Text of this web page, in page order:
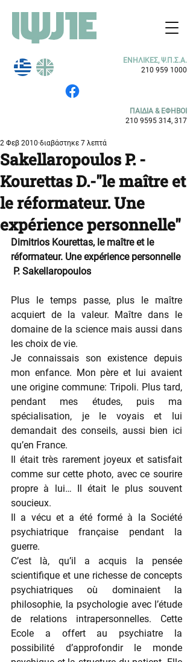
ΕΝΗΛΙΚΕΣ, Ψ.Π.Σ.Α.
210 959 1000
ΠΑΙΔΙΑ & ΕΦΗΒΟΙ
210 9595 314, 317
Sakellaropoulos P. -
Kourettas D.-"le maître et
le réformateur. Une
expérience personnelle"
2 Φεβ 2010 διαβάστηκε 7 λεπτά
Dimitrios Kourettas, le maître et le
réformateur. Une expérience personnelle
P. Sakellaropoulos
Plus le temps passe, plus le maître
acquiert de la valeur. Maître dans le
domaine de la science mais aussi dans
les choix de vie.
Je connaissais son existence depuis
mon enfance. Mon père et lui avaient
une origine commune: Tripoli. Plus tard,
pendant mes études, puis ma
spécialisation, je le voyais et lui
demandait des conseils, aussi bien ici
qu’en France.
Il était très rarement joyeux et satisfait
comme sur cette photo, avec ce sourire
propre à lui… Il était le plus souvent
soucieux.
Il a vécu et a été formé à la Société
psychiatrique française pendant la
guerre.
C’est là, qu’il a acquis la pensée
scientifique et une richesse de concepts
psychiatriques où dominaient la
philosophie, la psychologie avec l’étude
de relations intrapersonnelles. Cette
Ecole a offert au psychiatre la
possibilité d’approfondir le monde